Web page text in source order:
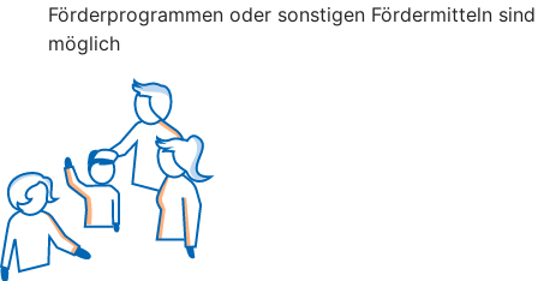
Förderprogrammen oder sonstigen Fördermitteln sind
möglich